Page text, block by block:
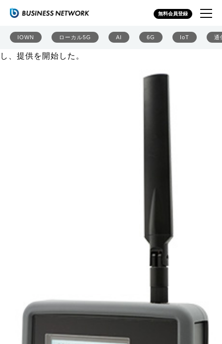
無料会員登録
IOWN ローカル5G AI 6G IoT 通
IIJ、LoRaWAN専用電波測定デバイス発売 ゲートウェイ
の置局設計を支援
インターネットイニシアティブ（IIJ）は2026年7月29日、
LoRaWAN専用の電波測定デバイス「LZ-01V3」を開発
し、提供を開始した。